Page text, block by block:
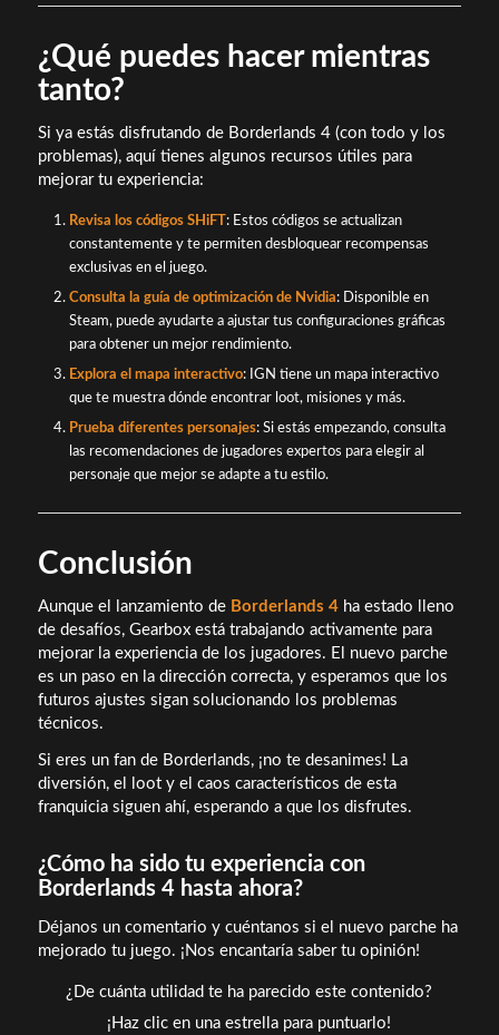
¿Qué puedes hacer mientras
tanto?
Si ya estás disfrutando de Borderlands 4 (con todo y los
problemas), aquí tienes algunos recursos útiles para
mejorar tu experiencia:
Revisa los códigos SHiFT: Estos códigos se actualizan
constantemente y te permiten desbloquear recompensas
exclusivas en el juego.
Consulta la guía de optimización de Nvidia: Disponible en
Steam, puede ayudarte a ajustar tus configuraciones gráficas
para obtener un mejor rendimiento.
Explora el mapa interactivo: IGN tiene un mapa interactivo
que te muestra dónde encontrar loot, misiones y más.
Prueba diferentes personajes: Si estás empezando, consulta
las recomendaciones de jugadores expertos para elegir al
personaje que mejor se adapte a tu estilo.
Conclusión
Aunque el lanzamiento de Borderlands 4ha estado lleno
de desafíos, Gearbox está trabajando activamente para
mejorar la experiencia de los jugadores. El nuevo parche
es un paso en la dirección correcta, y esperamos que los
futuros ajustes sigan solucionando los problemas
técnicos.
Si eres un fan de Borderlands, ¡no te desanimes! La
diversión, el loot y el caos característicos de esta
franquicia siguen ahí, esperando a que los disfrutes.
¿Cómo ha sido tu experiencia con
Borderlands 4 hasta ahora?
Déjanos un comentario y cuéntanos si el nuevo parche ha
mejorado tu juego. ¡Nos encantaría saber tu opinión!
¿De cuánta utilidad te ha parecido este contenido?
¡Haz clic en una estrella para puntuarlo!